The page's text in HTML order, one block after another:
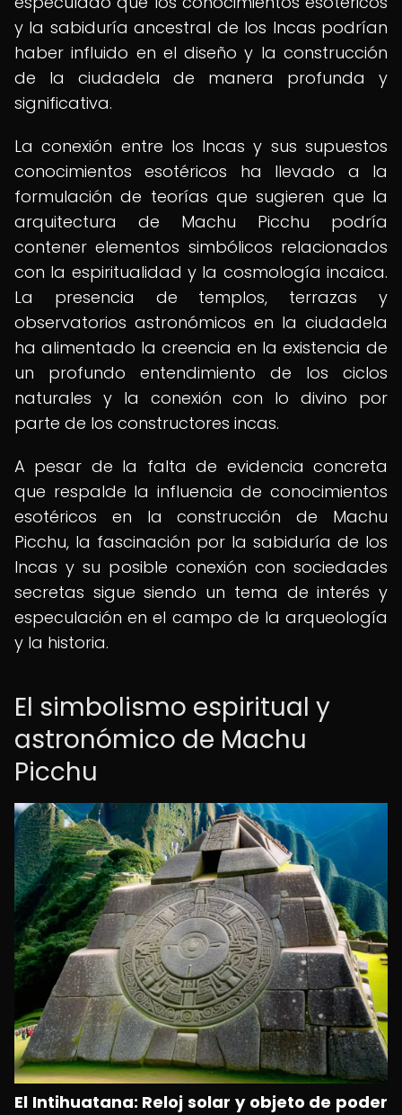
y la sabiduría ancestral de los Incas podrían
haber influido en el diseño y la construcción
de la ciudadela de manera profunda y
significativa.
La conexión entre los Incas y sus supuestos
conocimientos esotéricos ha llevado a la
formulación de teorías que sugieren que la
arquitectura de Machu Picchu podría
contener elementos simbólicos relacionados
con la espiritualidad y la cosmología incaica.
La presencia de templos, terrazas y
observatorios astronómicos en la ciudadela
ha alimentado la creencia en la existencia de
un profundo entendimiento de los ciclos
naturales y la conexión con lo divino por
parte de los constructores incas.
A pesar de la falta de evidencia concreta
que respalde la influencia de conocimientos
esotéricos en la construcción de Machu
Picchu, la fascinación por la sabiduría de los
Incas y su posible conexión con sociedades
secretas sigue siendo un tema de interés y
especulación en el campo de la arqueología
y la historia.
El simbolismo espiritual y
astronómico de Machu
Picchu
El Intihuatana: Reloj solar y objeto de poder